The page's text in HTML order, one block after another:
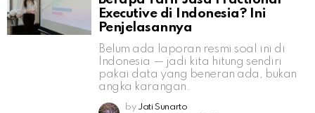
Executive di Indonesia? Ini
Penjelasannya
Belum ada laporan resmi soal ini di
Indonesia — jadi kita hitung sendiri
pakai data yang beneran ada, bukan
angka karangan.
by Jati Sunarto